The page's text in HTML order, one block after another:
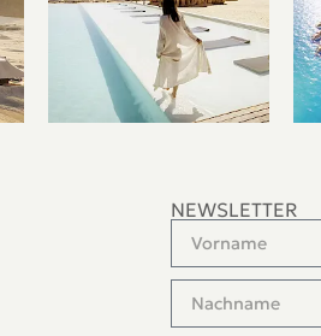
NEWSLETTER